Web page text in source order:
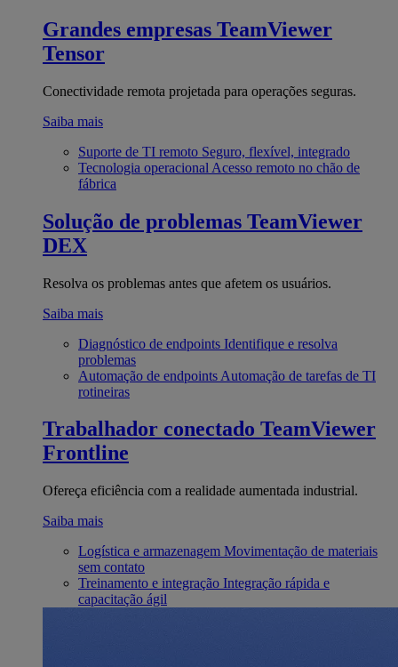
Grandes empresas TeamViewer
Tensor
Conectividade remota projetada para operações seguras.
Saiba mais
Suporte de TI remoto Seguro, flexível, integrado
Tecnologia operacional Acesso remoto no chão de
fábrica
Solução de problemas TeamViewer
DEX
Resolva os problemas antes que afetem os usuários.
Saiba mais
Diagnóstico de endpoints Identifique e resolva
problemas
Automação de endpoints Automação de tarefas de TI
rotineiras
Trabalhador conectado TeamViewer
Frontline
Ofereça eficiência com a realidade aumentada industrial.
Saiba mais
Logística e armazenagem Movimentação de materiais
sem contato
Treinamento e integração Integração rápida e
capacitação ágil